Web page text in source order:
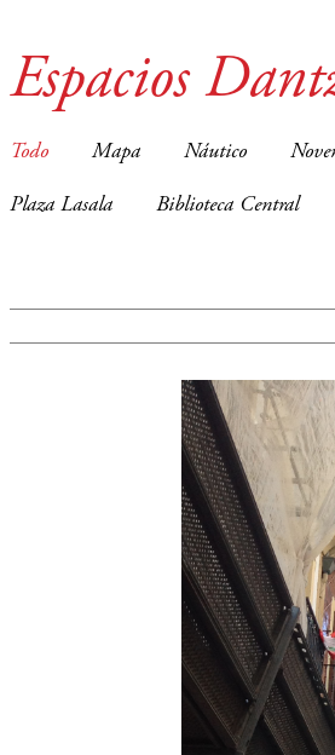
Espacios
Todo Mapa Náutico
Plaza Lasala Biblioteca Central